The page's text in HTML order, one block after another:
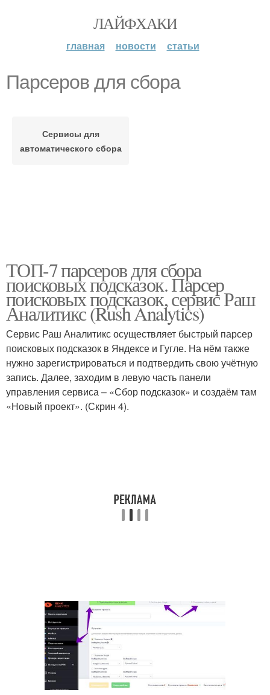
ЛАЙФХАКИ
главная новости статьи
Парсеров для сбора
Сервисы для
автоматического сбора
ТОП-7 парсеров для сбора
поисковых подсказок. Парсер
поисковых подсказок, сервис Раш
Аналитикс (Rush Analytics)
Сервис Раш Аналитикс осуществляет быстрый парсер
поисковых подсказок в Яндексе и Гугле. На нём также
нужно зарегистрироваться и подтвердить свою учётную
запись. Далее, заходим в левую часть панели
управления сервиса – «Сбор подсказок» и создаём там
«Новый проект». (Скрин 4).